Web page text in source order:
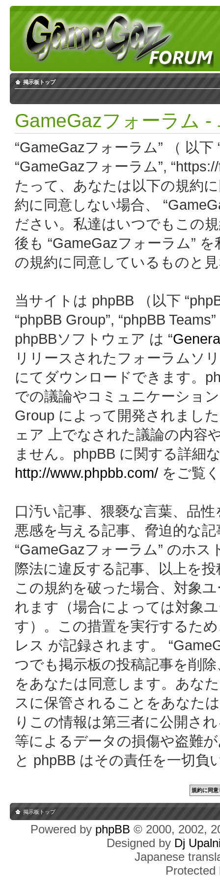
掲示板トップ
GameGazフォーラム -
“GameGazフォーラム” （ 以下
“GameGazフォーラム”,
たって、あなたは以下の規約
約に同意しない場合、
ださい。私達はいつでもこの
後も “GameGazフォーラム”
の規約に同意しているものと
当サイトは phpBB （以下
“phpBB Group”, “phpBB
phpBBソフトウェア は “
リリースされたフォーラムソ
にてダウンロードできます。
での議論やコミュニケーショ
Group によって開発されまし
ェア 上でなされた議論の内容
ません。phpBB に関する詳細
http://www.phpbb.com/ をご覧
口汚い記事、猥褻な言葉、品
悪感を与える記事、脅迫的な
“GameGazフォーラム” のホ
際法に違反する記事、以上を
この規約を破った場合、対象
れます（場合によっては対象
す）。この措置を実行するた
レス が記録されます。
つでも掲示板の投稿記事を削
をあなたは同意します。あな
スに保管されることをあなた
りこの情報は第三者に公開さ
等によるデータの損傷や盗難
と phpBB はその責任を一切負
掲示板トップ
Powered by phpBB © 2000, 2002,
Designed by Dj
Japanese